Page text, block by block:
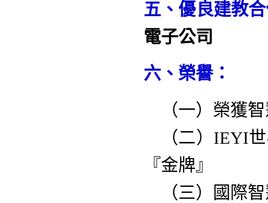
五、優良建教
電子公司
六、榮譽：
（一） 榮獲
（二） IEYI
『金牌』
（三）
國際